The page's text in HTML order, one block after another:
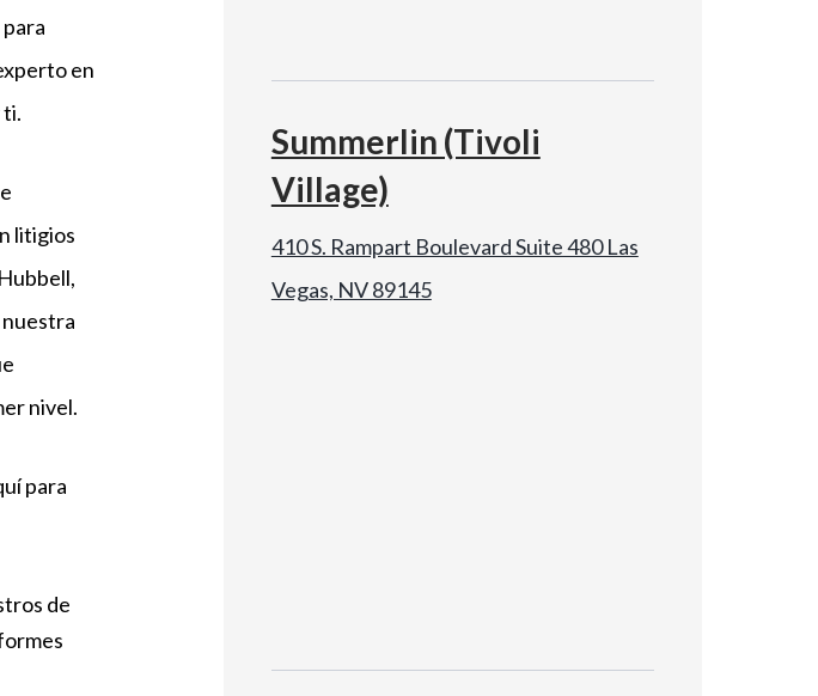
en
ti.
litigios
nuestra
nivel.
para
de
Summerlin (Tivoli
Village)
410 S. Rampart Boulevard Suite 480 Las
Vegas, NV 89145